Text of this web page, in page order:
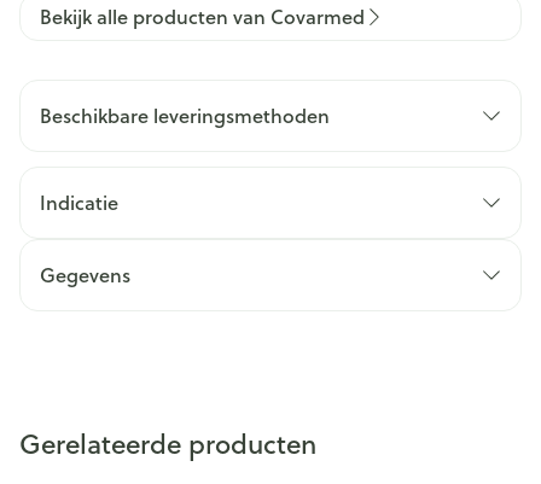
Bekijk alle producten van Covarmed
Beschikbare leveringsmethoden
Indicatie
Gegevens
Gerelateerde producten